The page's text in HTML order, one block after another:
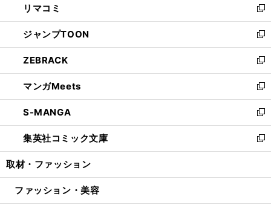
で
開
く
ド
ウ
で
開
く
ィ
ン
ド
ウ
で
開
く
い
ウ
ィ
ン
ド
ウ
で
開
く
リマコミ
新
し
い
ウ
ィ
ン
ド
ウ
で
開
く
ジャンプTOON
新
し
い
ウ
ィ
ン
ド
ウ
で
開
ZEBRACK
新
し
い
ウ
ィ
ン
ド
ウ
開
マンガMeets
新
し
い
ウ
ィ
ン
ウ
S-MANGA
新
し
い
ウ
ン
集英社コミック文庫
新
し
ウ
取材・ファッション
ファッション・美容